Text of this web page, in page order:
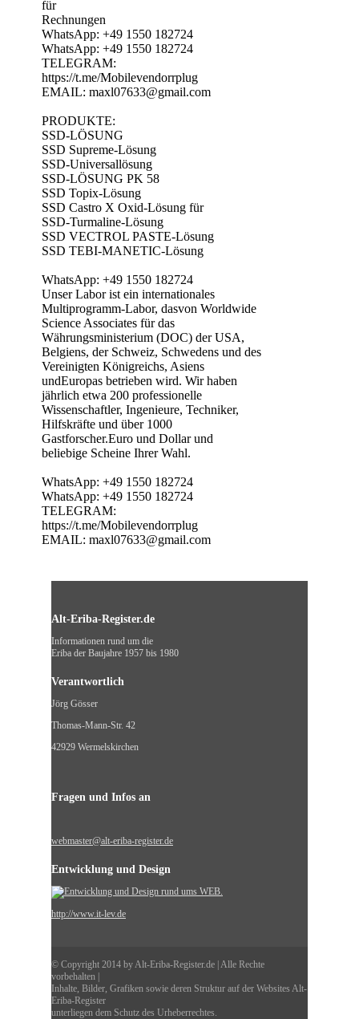
für
Rechnungen
WhatsApp: +49 1550 182724
WhatsApp: +49 1550 182724
TELEGRAM:
https://t.me/Mobilevendorrplug
EMAIL: maxl07633@gmail.com
PRODUKTE:
SSD-LÖSUNG
SSD Supreme-Lösung
SSD-Universallösung
SSD-LÖSUNG PK 58
SSD Topix-Lösung
SSD Castro X Oxid-Lösung für
SSD-Turmaline-Lösung
SSD VECTROL PASTE-Lösung
SSD TEBI-MANETIC-Lösung
WhatsApp: +49 1550 182724
Unser Labor ist ein internationales
Multiprogramm-Labor, dasvon Worldwide
Science Associates für das
Währungsministerium (DOC) der USA,
Belgiens, der Schweiz, Schwedens und des
Vereinigten Königreichs, Asiens
undEuropas betrieben wird. Wir haben
jährlich etwa 200 professionelle
Wissenschaftler, Ingenieure, Techniker,
Hilfskräfte und über 1000
Gastforscher.Euro und Dollar und
beliebige Scheine Ihrer Wahl.
WhatsApp: +49 1550 182724
WhatsApp: +49 1550 182724
TELEGRAM:
https://t.me/Mobilevendorrplug
EMAIL: maxl07633@gmail.com
Alt-Eriba-Register.de
Informationen rund um die
Eriba der Baujahre 1957 bis 1980
Verantwortlich
Jörg Gösser
Thomas-Mann-Str. 42
42929 Wermelskirchen
Fragen und Infos an
webmaster@alt-eriba-register.de
Entwicklung und Design
http://www.it-lev.de
© Copyright 2014 by Alt-Eriba-Register.de | Alle Rechte
vorbehalten |
Inhalte, Bilder, Grafiken sowie deren Struktur auf der Websites Alt-
Eriba-Register
unterliegen dem Schutz des Urheberrechtes.